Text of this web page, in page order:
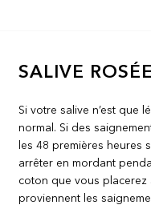
SALIVE ROSÉE
Si votre salive n’est que
normal. Si des
les 48 premières heures
arrêter en mordant
coton que vous placerez
proviennent les